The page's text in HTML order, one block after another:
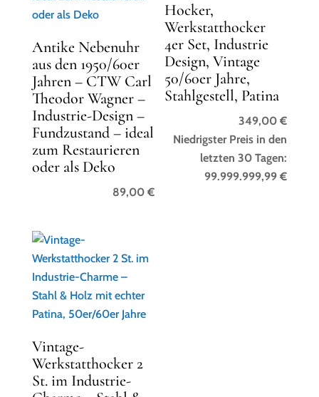
Antike Nebenuhr
aus den 1950/60er
Jahren – CTW Carl
Theodor Wagner –
Industrie-Design –
Fundzustand – ideal
zum Restaurieren
oder als Deko
89,00 €
Hocker,
Werkstatthocker
4er Set, Industrie
Design, Vintage
50/60er Jahre,
Stahlgestell, Patina
349,00€
Niedrigster Preis in den
letzten 30 Tagen:
99.999.999,99€
Vintage-
Werkstatthocker 2
St. im Industrie-